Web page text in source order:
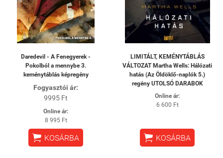
Daredevil - A Fenegyerek -
Pokolból a mennybe 3.
keménytáblás képregény
Fogyasztói ár:
9995 Ft
Online ár:
8 995 Ft
 KOSÁRBA
LIMITÁLT, KEMÉNYTÁBLÁS
VÁLTOZAT Martha Wells: Hálózati
hatás (Az Öldöklő-naplók 5.)
regény UTOLSÓ DARABOK
Online ár:
6 600 Ft
 KOSÁRBA